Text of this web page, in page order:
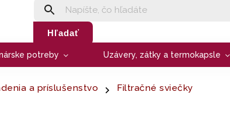
Hľadať
potreby Uzávery, zátky a termokapsle
a príslušenstvo Filtračné sviečky